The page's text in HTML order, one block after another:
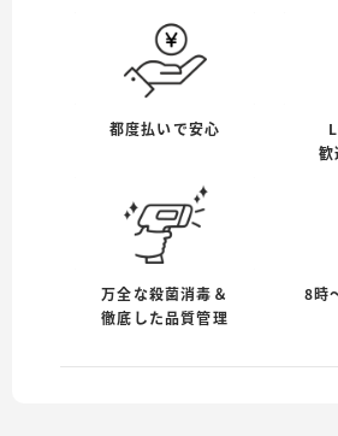
都度払いで安心
歓
万全な殺菌消毒＆
徹底した品質管理
8時